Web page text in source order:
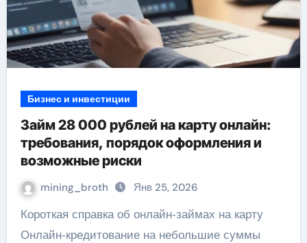
Бизнес и инвестиции
Займ 28 000 рублей на карту онлайн:
требования, порядок оформления и
возможные риски
mining_broth Янв 25, 2026
Короткая справка об онлайн‑займах на карту
Онлайн‑кредитование на небольшие суммы